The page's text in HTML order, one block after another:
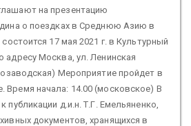
на презентацию
о поездках в Среднюю Азию в
17 мая 2021 г. в Культурный
Москва, ул. Ленинская
Мероприятие пройдет в
Время начала: 14.00 (московское) В
публикации д.и.н. Т.Г. Емельяненко,
документов, хранящихся в